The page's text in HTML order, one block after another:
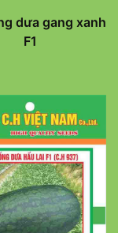
dưa gang xanh
F1